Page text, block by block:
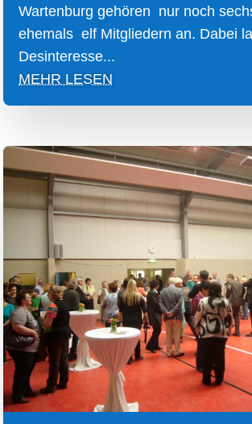
Wartenburg gehören nur noch
ehemals elf Mitgliedern an. Dabei
Desinteresse...
MEHR LESEN